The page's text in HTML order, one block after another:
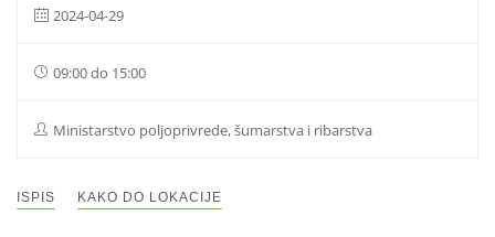
2024-04-29
09:00 do 15:00
Ministarstvo poljoprivrede, šumarstva i ribarstva
ISPIS KAKO DO LOKACIJE